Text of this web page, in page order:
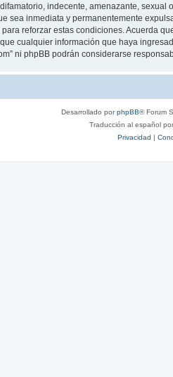
indecente, amenazante,
sea inmediata y permanentemente
reforzar estas condiciones. Acuerda
cualquier información que haya
ni phpBB podrán considerarse
Desarrollado porphpBB® Forum
Traducción al español
Privacidad |